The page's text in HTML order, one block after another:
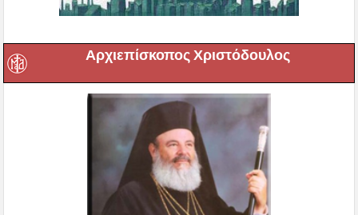
Αρχιεπίσκοπος Χριστόδουλος